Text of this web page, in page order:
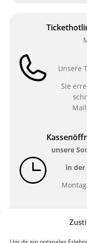
Unsere
Sie
unsere
in der